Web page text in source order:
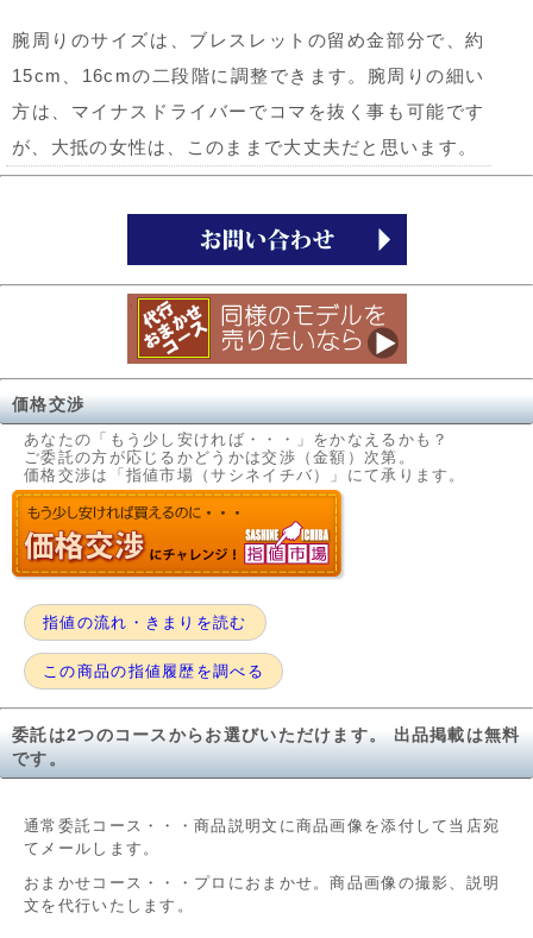
腕周りのサイズは、ブレスレットの留め金部分で、約
15cm、16cmの二段階に調整できます。腕周りの細い
方は、マイナスドライバーでコマを抜く事も可能です
が、大抵の女性は、このままで大丈夫だと思います。
価格交渉
あなたの「もう少し安ければ・・・」をかなえるかも？
ご委託の方が応じるかどうかは交渉（金額）次第。
価格交渉は「指値市場（サシネイチバ）」にて承ります。
指値の流れ・きまりを読む
この商品の指値履歴を調べる
委託は2つのコースからお選びいただけます。 出品掲載は無料
です。
通常委託コース・・・商品説明文に商品画像を添付して当店宛
てメールします。
おまかせコース・・・プロにおまかせ。商品画像の撮影、説明
文を代行いたします。